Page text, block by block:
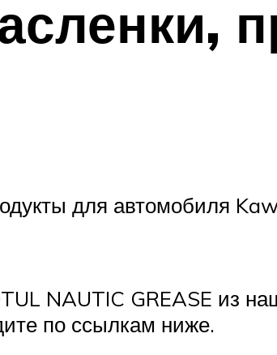
для автомобиля
NAUTIC GREASE из
по ссылкам ниже.